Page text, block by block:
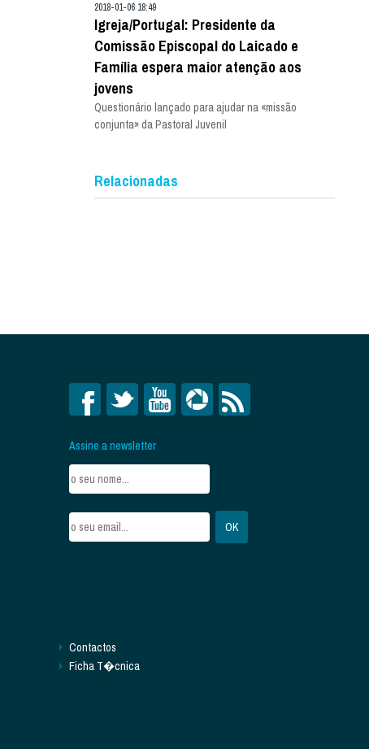
2018-01-06 18:49
Igreja/Portugal: Presidente da
Comissão Episcopal do Laicado e
Família espera maior atenção aos
jovens
Questionário lançado para ajudar na «missão
conjunta» da Pastoral Juvenil
Relacionadas
Assine a newsletter
Contactos
Ficha T�cnica